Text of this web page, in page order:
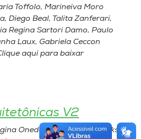
Toffolo, Marineiva Moro
Diego Beal, Talita Zanferari,
Regina Sartori Damo, Paulo
Laux, Gabriela Ceccon
aqui para baixar
V2
Oneda Mello, Scheila Lockstein